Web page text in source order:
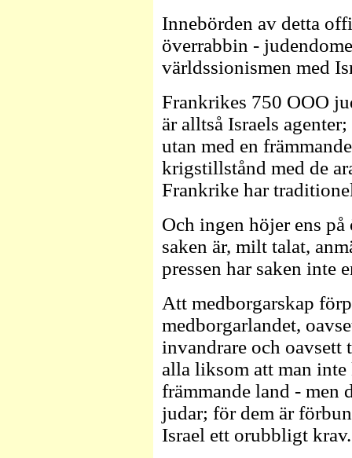
Innebörden av detta
överrabbin -
världssionismen med
Frankrikes 750 OOO
är alltså Israels
utan med en
krigstillstånd med de
Frankrike har
Och ingen höjer ens
saken är, milt talat,
pressen har saken inte
Att medborgarskap
medborgarlandet,
invandrare och oavsett
alla liksom att man inte
främmande land - men
judar; för dem är
Israel ett orubbligt